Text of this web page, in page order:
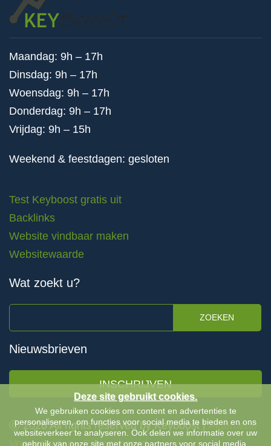
Maandag: 9h – 17h
Dinsdag: 9h – 17h
Woensdag: 9h – 17h
Donderdag: 9h – 17h
Vrijdag: 9h – 15h
Weekend & feestdagen: gesloten
Test Keyboost gratis uit
Backlinks
Website vindbaar maken
Websitewaarde
Wat zoekt u?
ZOEKEN
Nieuwsbrieven
INSCHRIJVEN
Ⓒ 2026 All rights reserved by Keyboost |Algemene
Deze site gebruikt cookies.
We gebruiken cookies om content en advertenties te
personaliseren, om functies voor social media te bieden en ons
websiteverkeer te analyseren. Ook delen we informatie over uw
gebruik van onze site met onze partners voor social media,